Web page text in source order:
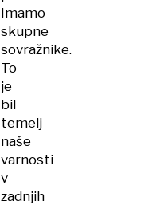
Imamo
skupne
sovražnike.
To
je
bil
temelj
naše
varnosti
v
zadnjih